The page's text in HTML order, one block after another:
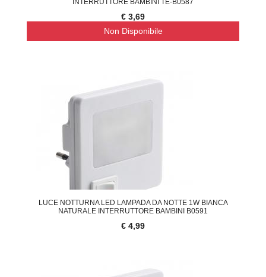
€ 3,69
Non Disponibile
LUCE NOTTURNA LED LAMPADA DA NOTTE 1W BIANCA
NATURALE INTERRUTTORE BAMBINI B0591
€ 4,99